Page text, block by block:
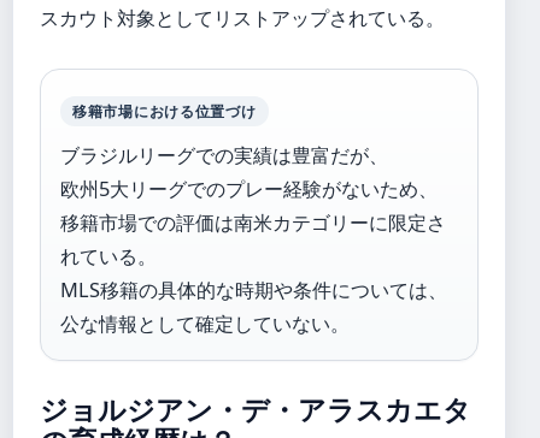
スカウト対象としてリストアップされている。
移籍市場における位置づけ
ブラジルリーグでの実績は豊富だが、
欧州5大リーグでのプレー経験がないため、
移籍市場での評価は南米カテゴリーに限定さ
れている。
MLS移籍の具体的な時期や条件については、
公な情報として確定していない。
ジョルジアン・デ・アラスカエタ